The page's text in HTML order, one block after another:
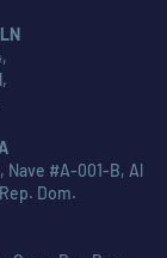
Nave #A-001-B, Al
Dom.